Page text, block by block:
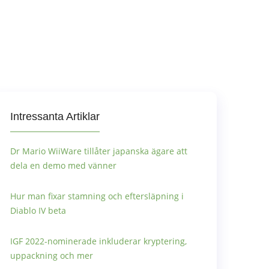
Intressanta Artiklar
Dr Mario WiiWare tillåter japanska ägare att
dela en demo med vänner
Hur man fixar stamning och eftersläpning i
Diablo IV beta
IGF 2022-nominerade inkluderar kryptering,
uppackning och mer